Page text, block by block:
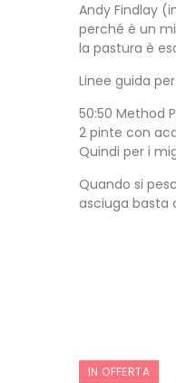
Andy Findlay
perché è un
la pastura è
Linee guida
50:50 Method
2 pinte con
Quindi per i
Quando si
asciuga basta
IN OFFERTA